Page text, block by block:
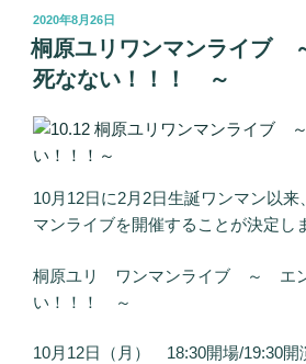
投
稿
日:
2020年8月26日
桐原ユリワンマンライブ
死なない！！！ ～
10月12日に2月2日生誕ワンマン以
マンライブを開催することが決定し
桐原ユリ ワンマンライブ ～ エ
い！！！ ～
10月12日（月） 18:30開場/19:30開